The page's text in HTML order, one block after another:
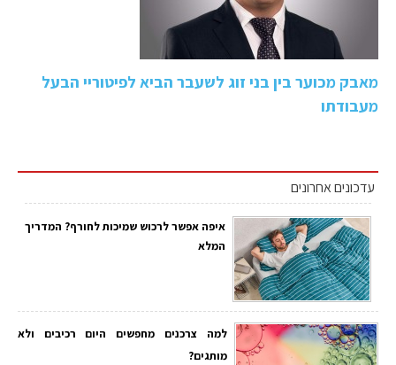
מאבק מכוער בין בני זוג לשעבר הביא לפיטוריי הבעל
מעבודתו
עדכונים אחרונים
איפה אפשר לרכוש שמיכות לחורף? המדריך
המלא
למה צרכנים מחפשים היום רכיבים ולא
מותגים?